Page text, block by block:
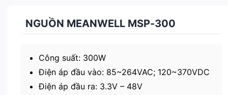
NGUỒN MEANWELL MSP-300
Công suất: 300W
Điện áp đầu vào: 85~264VAC; 120~370VDC
Điện áp đầu ra: 3.3V – 48V